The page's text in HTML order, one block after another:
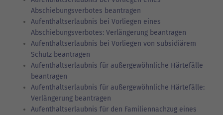
Abschiebungsverbotes beantragen
Aufenthaltserlaubnis bei Vorliegen eines
Abschiebungsverbotes: Verlängerung beantragen
Aufenthaltserlaubnis bei Vorliegen von subsidiärem
Schutz beantragen
Aufenthaltserlaubnis für außergewöhnliche Härtefälle
beantragen
Aufenthaltserlaubnis für außergewöhnliche Härtefälle:
Verlängerung beantragen
Aufenthaltserlaubnis für den Familiennachzug eines